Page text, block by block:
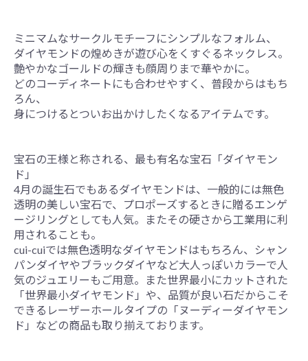
ミニマムなサークルモチーフにシンプルなフォルム、
ダイヤモンドの煌めきが遊び心をくすぐるネックレス。
艶やかなゴールドの輝きも顔周りまで華やかに。
どのコーディネートにも合わせやすく、普段からはもち
ろん、
身につけるとついお出かけしたくなるアイテムです。
宝石の王様と称される、最も有名な宝石「ダイヤモン
ド」
4月の誕生石でもあるダイヤモンドは、一般的には無色
透明の美しい宝石で、プロポーズするときに贈るエンゲ
ージリングとしても人気。またその硬さから工業用に利
用されることも。
cui-cuiでは無色透明なダイヤモンドはもちろん、シャン
パンダイヤやブラックダイヤなど大人っぽいカラーで人
気のジュエリーもご用意。また世界最小にカットされた
「世界最小ダイヤモンド」や、品質が良い石だからこそ
できるレーザーホールタイプの「ヌーディーダイヤモン
ド」などの商品も取り揃えております。